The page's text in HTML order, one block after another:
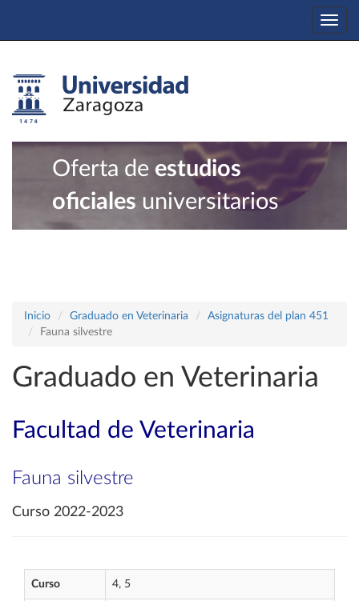
Oferta de estudios
oficiales universitarios
Inicio Graduado en Veterinaria
Asignaturas del plan 451
Fauna silvestre
Graduado en Veterinaria
Facultad de Veterinaria
Fauna silvestre
Curso 2022-2023
Curso 4, 5